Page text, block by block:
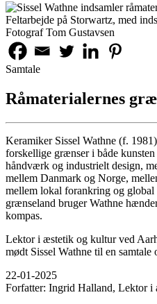
Feltarbejde på Storwartz, med
Fotograf Tom Gustavsen
Samtale
Råmaterialernes
Keramiker Sissel Wathne (f.
forskellige grænser i både
håndværk og industrielt design,
mellem Danmark og Norge,
mellem lokal forankring og
grænseland bruger Wathne
kompas.
Lektor i æstetik og kultur ved
mødt Sissel Wathne til en
22-01-2025
Forfatter: Ingrid Halland, Lektor i